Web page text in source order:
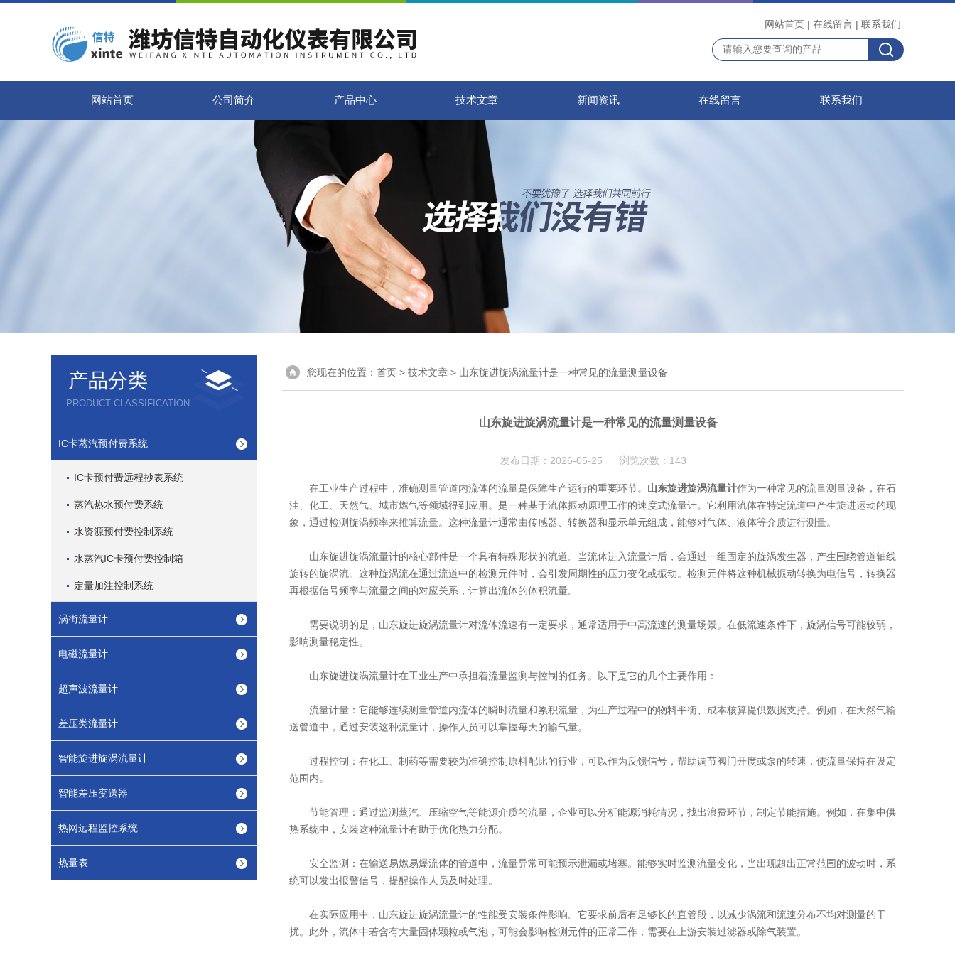
网站首页 | 在线留言 | 联系我们
网站首页 公司简介 产品中心 技术文章 新闻资讯 在线留言 联系我们
产品分类
PRODUCT CLASSIFICATION
IC卡蒸汽预付费系统
IC卡预付费远程抄表系统
蒸汽热水预付费系统
水资源预付费控制系统
水蒸汽IC卡预付费控制箱
定量加注控制系统
涡街流量计
电磁流量计
超声波流量计
差压类流量计
智能旋进旋涡流量计
智能差压变送器
热网远程监控系统
热量表
您现在的位置： 首页 > 技术文章 > 山东旋进旋涡流量计是一种常见的流量测量设备
山东旋进旋涡流量计是一种常见的流量测量设备
发布日期：2026-05-25 浏览次数：143
在工业生产过程中，准确测量管道内流体的流量是保障生产运行的重要环节。 山东旋进旋涡流量计作为一种常见的流量测量设备，在石
油、化工、天然气、城市燃气等领域得到应用。是一种基于流体振动原理工作的速度式流量计。它利用流体在特定流道中产生旋进运动的现
象，通过检测旋涡频率来推算流量。这种流量计通常由传感器、转换器和显示单元组成，能够对气体、液体等介质进行测量。
山东旋进旋涡流量计的核心部件是一个具有特殊形状的流道。当流体进入流量计后，会通过一组固定的旋涡发生器，产生围绕管道轴线
旋转的旋涡流。这种旋涡流在通过流道中的检测元件时，会引发周期性的压力变化或振动。检测元件将这种机械振动转换为电信号，转换器
再根据信号频率与流量之间的对应关系，计算出流体的体积流量。
需要说明的是，山东旋进旋涡流量计对流体流速有一定要求，通常适用于中高流速的测量场景。在低流速条件下，旋涡信号可能较弱，
影响测量稳定性。
山东旋进旋涡流量计在工业生产中承担着流量监测与控制的任务。以下是它的几个主要作用：
流量计量：它能够连续测量管道内流体的瞬时流量和累积流量，为生产过程中的物料平衡、成本核算提供数据支持。例如，在天然气输
送管道中，通过安装这种流量计，操作人员可以掌握每天的输气量。
过程控制：在化工、制药等需要较为准确控制原料配比的行业，可以作为反馈信号，帮助调节阀门开度或泵的转速，使流量保持在设定
范围内。
节能管理：通过监测蒸汽、压缩空气等能源介质的流量，企业可以分析能源消耗情况，找出浪费环节，制定节能措施。例如，在集中供
热系统中，安装这种流量计有助于优化热力分配。
安全监测：在输送易燃易爆流体的管道中，流量异常可能预示泄漏或堵塞。能够实时监测流量变化，当出现超出正常范围的波动时，系
统可以发出报警信号，提醒操作人员及时处理。
在实际应用中，山东旋进旋涡流量计的性能受安装条件影响。它要求前后有足够长的直管段，以减少涡流和流速分布不均对测量的干
扰。此外，流体中若含有大量固体颗粒或气泡，可能会影响检测元件的正常工作，需要在上游安装过滤器或除气装置。